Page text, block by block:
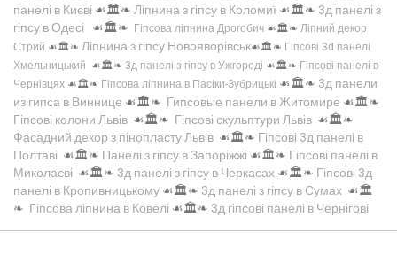
панелі в Києві ☙🏛️❧ Ліпнина з гіпсу в Коломиї ☙🏛️❧ 3д панелі з
гіпсу в Одесі ☙🏛️❧ Гіпсова ліпнина Дрогобич ☙🏛️❧ Ліпний декор
Стрий ☙🏛️❧ Ліпнина з гіпсу Новояворівськ☙🏛️❧ Гіпсові 3d панелі
Хмельницький ☙🏛️❧ 3д панелі з гіпсу в Ужгороді ☙🏛️❧ Гіпсові панелі в
Чернівцях ☙🏛️❧ Гіпсова ліпнина в Пасіки-Зубрицькі ☙🏛️❧ 3д панели
из гипса в Виннице ☙🏛️❧ Гипсовые панели в Житомире ☙🏛️❧
Гіпсові колони Львів ☙🏛️❧ Гіпсові скульптури Львів ☙🏛️❧
Фасадний декор з пінопласту Львів ☙🏛️❧ Гіпсові 3д панелі в
Полтаві ☙🏛️❧ Панелі з гіпсу в Запоріжжі ☙🏛️❧ Гіпсові панелі в
Миколаєві ☙🏛️❧ 3д панелі з гіпсу в Черкасах ☙🏛️❧ Гіпсові 3д
панелі в Кропивницькому ☙🏛️❧ 3д панелі з гіпсу в Сумах ☙🏛️
❧ Гіпсова ліпнина в Ковелі ☙🏛️❧ 3д гіпсові панелі в Чернігові